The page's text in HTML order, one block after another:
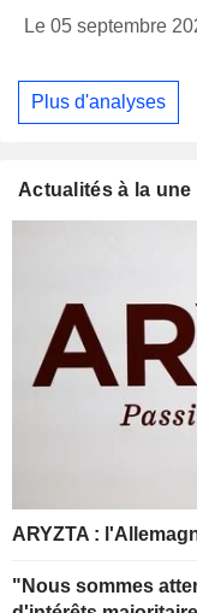
Le 05 septembre
Plus d'analyses
Actualités à la une
ARYZTA :
"Nous sommes